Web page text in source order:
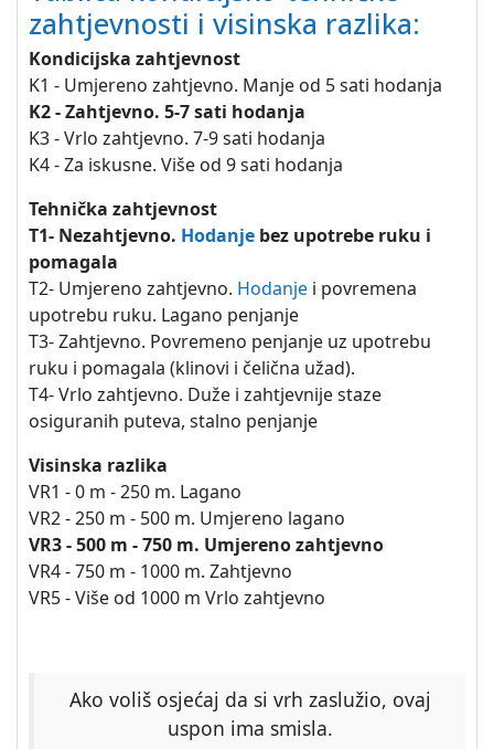
zahtjevnosti i visinska razlika:
Kondicijska zahtjevnost
K1 - Umjereno zahtjevno. Manje od 5 sati hodanja
K2 - Zahtjevno. 5-7 sati hodanja
K3 - Vrlo zahtjevno. 7-9 sati hodanja
K4 - Za iskusne. Više od 9 sati hodanja
Tehnička zahtjevnost
T1- Nezahtjevno. Hodanje bez upotrebe ruku i
pomagala
T2- Umjereno zahtjevno. Hodanje i povremena
upotrebu ruku. Lagano penjanje
T3- Zahtjevno. Povremeno penjanje uz upotrebu
ruku i pomagala (klinovi i čelična užad).
T4- Vrlo zahtjevno. Duže i zahtjevnije staze
osiguranih puteva, stalno penjanje
Visinska razlika
VR1 - 0 m - 250 m. Lagano
VR2 - 250 m - 500 m. Umjereno lagano
VR3 - 500 m - 750 m. Umjereno zahtjevno
VR4 - 750 m - 1000 m. Zahtjevno
VR5 - Više od 1000 m Vrlo zahtjevno
Ako voliš osjećaj da si vrh zaslužio, ovaj
uspon ima smisla.